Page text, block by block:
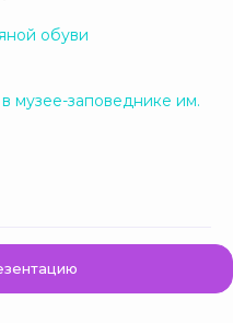
обуви
музее-заповеднике им.